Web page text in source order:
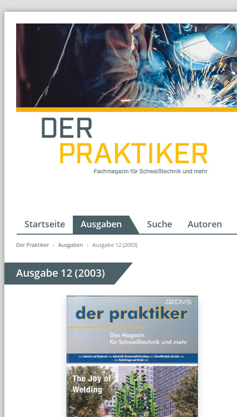
Startseite Ausgaben Suche Autoren
Der Praktiker Ausgaben Ausgabe 12 (2003)
Ausgabe 12 (2003)